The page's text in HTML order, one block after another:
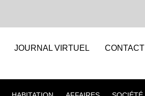
JOURNAL VIRTUEL CONTACT